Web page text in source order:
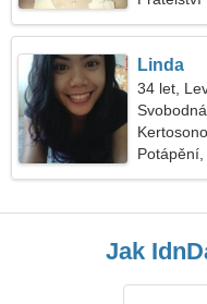
Linda
34 let,
Jak